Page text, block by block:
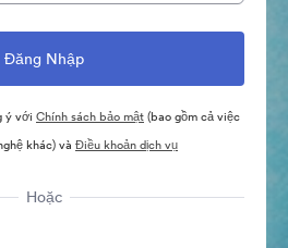
ý với Chính sách bảo mật(bao gồm cả việc
khác) và Điều khoản dịch vụ
Hoặc